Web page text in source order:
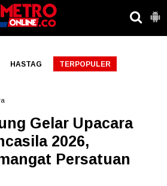
HASTAG TERPOPULER
Gelar Upacara
2026,
Persatuan